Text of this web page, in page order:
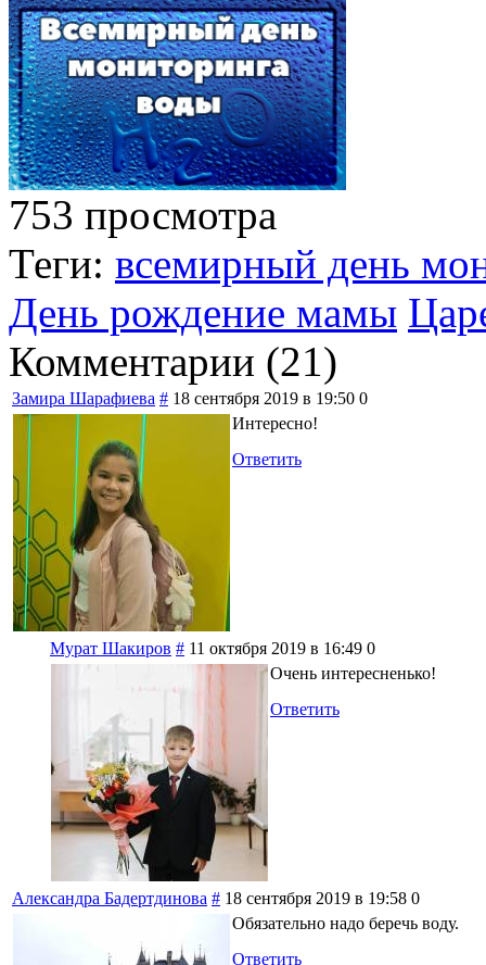
753 просмотра
Теги: всемирный день
День рождение мамы
Комментарии (21 )
Замира Шарафиева # 18 сентября 2019 в 19:50 0
Интересно!
Ответить
Мурат Шакиров # 11 октября 2019 в 16:49 0
Очень интересненько!
Ответить
Александра Бадертдинова # 18 сентября 2019 в 19:58 0
Обязательно надо беречь воду.
Ответить